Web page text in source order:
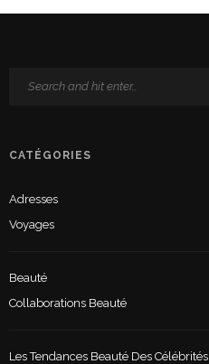
CATÉGORIES
Adresses
Voyages
Beauté
Collaborations Beauté
Les Tendances Beauté Des Célébrités